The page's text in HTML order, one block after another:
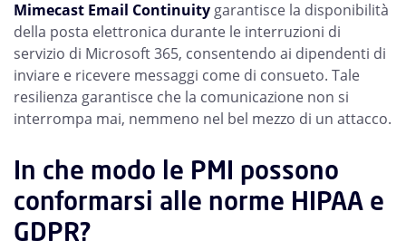
Mimecast Email Continuity garantisce la disponibilità
della posta elettronica durante le interruzioni di
servizio di Microsoft 365, consentendo ai dipendenti di
inviare e ricevere messaggi come di consueto. Tale
resilienza garantisce che la comunicazione non si
interrompa mai, nemmeno nel bel mezzo di un attacco.
In che modo le PMI possono
conformarsi alle norme HIPAA e
GDPR?